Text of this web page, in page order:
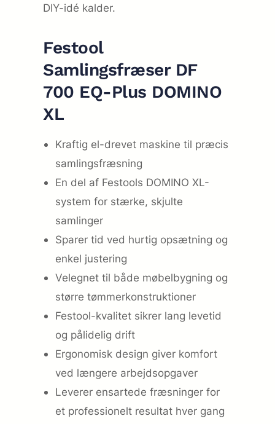
DIY-idé kalder.
Festool
Samlingsfræser DF
700 EQ-Plus DOMINO
XL
Kraftig el-drevet maskine til præcis
samlingsfræsning
En del af Festools DOMINO XL-
system for stærke, skjulte
samlinger
Sparer tid ved hurtig opsætning og
enkel justering
Velegnet til både møbelbygning og
større tømmerkonstruktioner
Festool-kvalitet sikrer lang levetid
og pålidelig drift
Ergonomisk design giver komfort
ved længere arbejdsopgaver
Leverer ensartede fræsninger for
et professionelt resultat hver gang